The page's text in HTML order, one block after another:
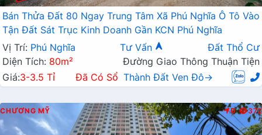
Bán Thửa Đất 80 Ngay Trung Tâm Xã Phú Nghĩa Ô Tô Vào
Tận Đất Sát Trục Kinh Doanh Gần KCN Phú Nghĩa
Vị Trí: Phú Nghĩa Tư Vấn
Đất Thổ Cư
Diện Tích: 80m²
Đường Giao Thông Thuận Tiện
Giá:3-3.5 Tỉ Đã Có Sổ Thành Đất Ven Đô→
CHƯƠNG MỸ Đ 372